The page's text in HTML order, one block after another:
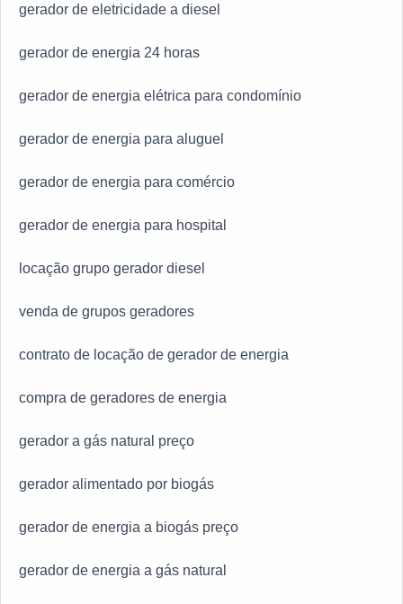
gerador de eletricidade a diesel
gerador de energia 24 horas
gerador de energia elétrica para condomínio
gerador de energia para aluguel
gerador de energia para comércio
gerador de energia para hospital
locação grupo gerador diesel
venda de grupos geradores
contrato de locação de gerador de energia
compra de geradores de energia
gerador a gás natural preço
gerador alimentado por biogás
gerador de energia a biogás preço
gerador de energia a gás natural